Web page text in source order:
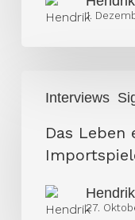
1.
Interviews
Leben
eines
deutschen
Das Leben
Hendrik
27.